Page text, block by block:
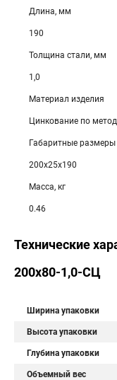
Длина, мм
190
Толщина стали, мм
1,0
Материал изделия
Цинкование по
Габаритные
200х25х190
Масса, кг
0.46
Технические
200х80-1,0-СЦ
Ширина упаковки
Высота упаковки
Глубина упаковки
Объемный вес